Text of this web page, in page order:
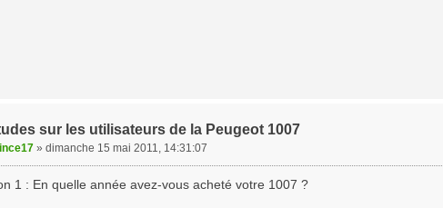
sur les utilisateurs de la Peugeot 1007
» dimanche 15 mai 2011, 14:31:07
1 : En quelle année avez-vous acheté votre 1007 ?